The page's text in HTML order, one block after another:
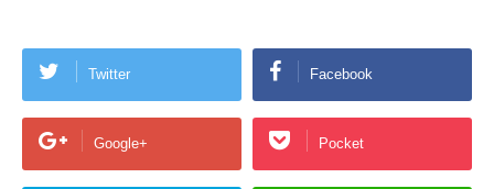
Twitter Facebook
Google+ Pocket